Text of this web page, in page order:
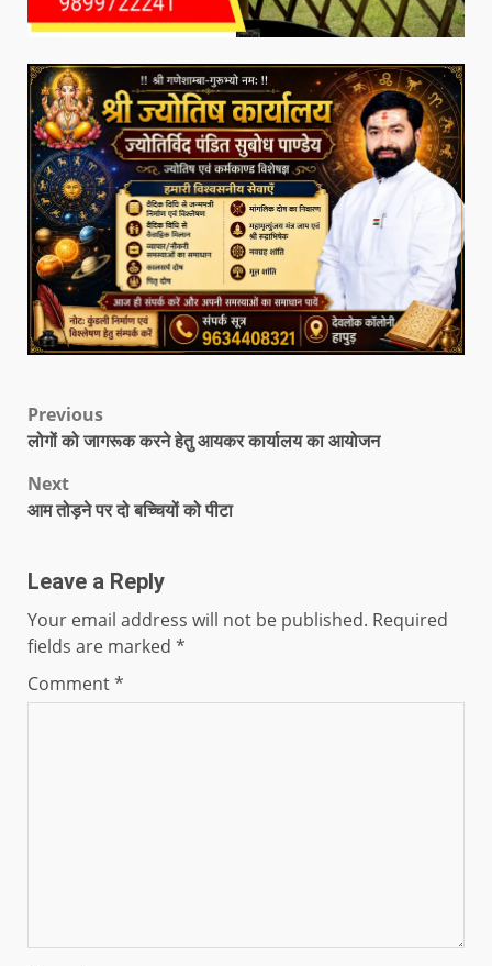
Previous
लोगों को जागरूक करने हेतु आयकर कार्यालय का आयोजन
Next
आम तोड़ने पर दो बच्चियों को पीटा
Leave a Reply
Your email address will not be published. Required
fields are marked *
Comment*